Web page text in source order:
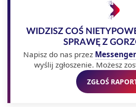
WIDZISZ COŚ
SPRAWĘ Z
Napisz do nas przez
wyślij zgłoszenie. Możesz
ZGŁOŚ